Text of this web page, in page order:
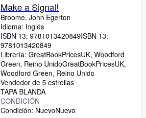
Make a Signal!
Broome, John Egerton
Idioma: Inglés
ISBN 13: 9781013420849ISBN 13:
9781013420849
Librería: GreatBookPricesUK, Woodford
Green, Reino UnidoGreatBookPricesUK,
Woodford Green, Reino Unido
Vendedor de 5 estrellas
TAPA BLANDA
CONDICIÓN
Condición: NuevoNuevo